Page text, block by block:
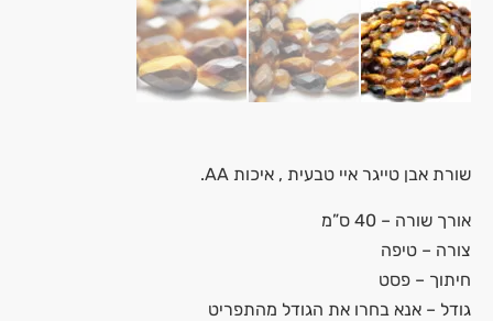
שורת אבן טייגר איי טבעית , איכות AA.
אורך שורה – 40 ס”מ
צורה – טיפה
חיתוך – פסט
גודל – אנא בחרו את הגודל מהתפריט